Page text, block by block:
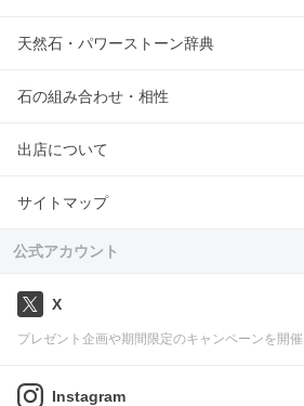
天然石・パワーストーン辞典
石の組み合わせ・相性
出店について
サイトマップ
公式アカウント
X
プレゼント企画や期間限定のキャンペーンを開催
Instagram